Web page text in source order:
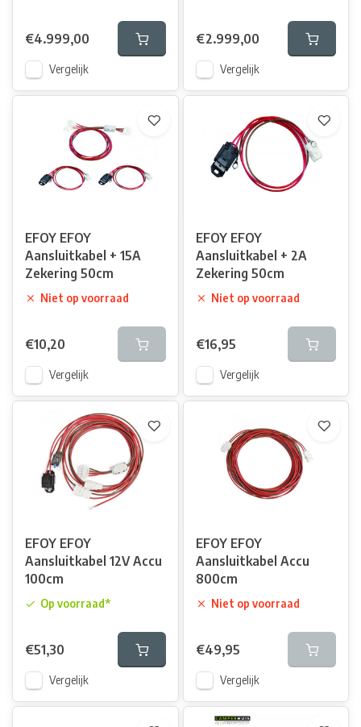
€4.999,00
Vergelijk
€2.999,00
Vergelijk
EFOY EFOY
Aansluitkabel + 15A
Zekering 50cm
Niet op voorraad
€10,20
Vergelijk
EFOY EFOY
Aansluitkabel + 2A
Zekering 50cm
Niet op voorraad
€16,95
Vergelijk
EFOY EFOY
Aansluitkabel 12V Accu
100cm
Op voorraad*
€51,30
Vergelijk
EFOY EFOY
Aansluitkabel Accu
800cm
Niet op voorraad
€49,95
Vergelijk